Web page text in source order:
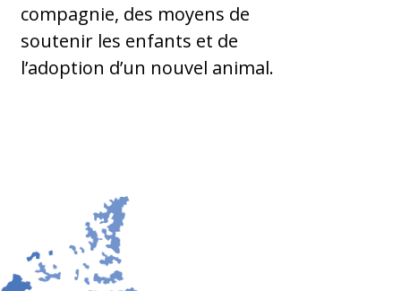
compagnie, des moyens de
soutenir les enfants et de
l’adoption d’un nouvel animal.